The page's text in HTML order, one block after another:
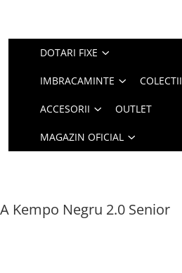
DOTARI FIXE
IMBRACAMINTE COLECTII
ACCESORII OUTLET
MAGAZIN OFICIAL
Kempo Negru 2.0 Senior